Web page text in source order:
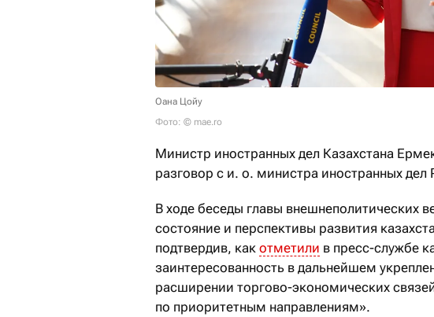
Оана Цойу
Фото: © mae.ro
Министр иностранных дел Казахстана
разговор с и. о. министра иностранных
В ходе беседы главы внешнеполитических
состояние и перспективы развития
подтвердив, как отметили в пресс-службе
заинтересованность в дальнейшем
расширении торгово-экономических
по приоритетным направлениям».